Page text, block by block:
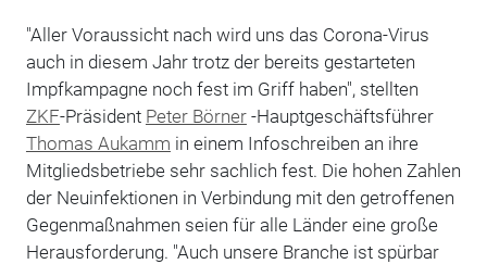
"Aller Voraussicht nach wird uns das Corona-Virus
auch in diesem Jahr trotz der bereits gestarteten
Impfkampagne noch fest im Griff haben", stellten
ZKF-Präsident Peter Börner-Hauptgeschäftsführer
Thomas Aukamm in einem Infoschreiben an ihre
Mitgliedsbetriebe sehr sachlich fest. Die hohen Zahlen
der Neuinfektionen in Verbindung mit den getroffenen
Gegenmaßnahmen seien für alle Länder eine große
Herausforderung. "Auch unsere Branche ist spürbar